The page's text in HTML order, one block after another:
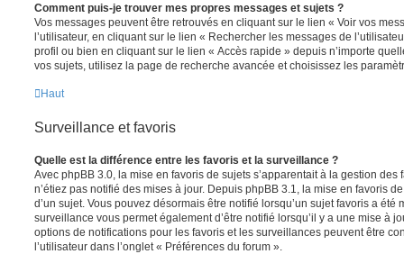
Comment puis-je trouver mes propres messages et sujets ?
Vos messages peuvent être retrouvés en cliquant sur le lien « Voir vos
l’utilisateur, en cliquant sur le lien « Rechercher les messages de
profil ou bien en cliquant sur le lien « Accès rapide » depuis n’importe
vos sujets, utilisez la page de recherche avancée et choisissez les
Haut
Surveillance et favoris
Quelle est la différence entre les favoris et la surveillance ?
Avec phpBB 3.0, la mise en favoris de sujets s’apparentait à la gestion des
n’étiez pas notifié des mises à jour. Depuis phpBB 3.1, la mise en favoris
d’un sujet. Vous pouvez désormais être notifié lorsqu’un sujet favoris a été
surveillance vous permet également d’être notifié lorsqu’il y a une mise à
options de notifications pour les favoris et les surveillances peuvent être
l’utilisateur dans l’onglet « Préférences du forum ».